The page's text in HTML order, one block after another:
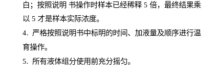
白；按照说明 书操作时样本已经稀释5 倍，最终结果乘
以 5 才是样本实际浓度。
4. 严格按照说明书中标明的时间、加液量及顺序进行温
育操作。
5. 所有液体组分使用前充分摇匀。